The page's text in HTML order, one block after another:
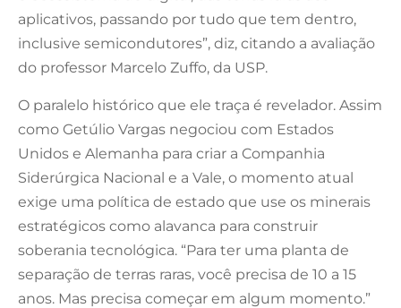
aplicativos, passando por tudo que tem dentro,
inclusive semicondutores”, diz, citando a avaliação
do professor Marcelo Zuffo, da USP.
O paralelo histórico que ele traça é revelador. Assim
como Getúlio Vargas negociou com Estados
Unidos e Alemanha para criar a Companhia
Siderúrgica Nacional e a Vale, o momento atual
exige uma política de estado que use os minerais
estratégicos como alavanca para construir
soberania tecnológica. “Para ter uma planta de
separação de terras raras, você precisa de 10 a 15
anos. Mas precisa começar em algum momento.”